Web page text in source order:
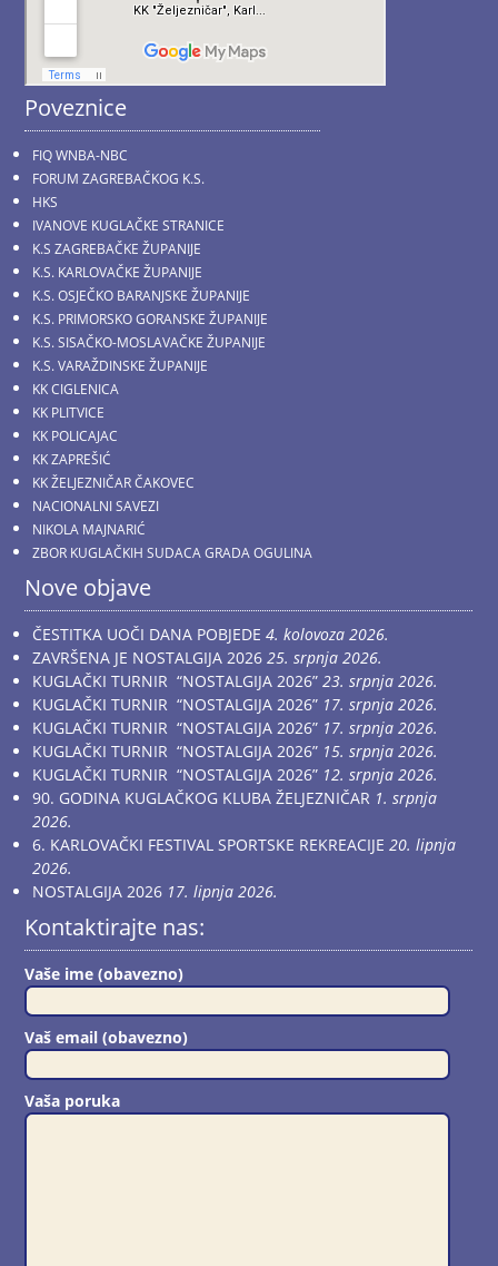
Poveznice
FIQ WNBA-NBC
FORUM ZAGREBAČKOG K.S.
HKS
IVANOVE KUGLAČKE STRANICE
K.S ZAGREBAČKE ŽUPANIJE
K.S. KARLOVAČKE ŽUPANIJE
K.S. OSJEČKO BARANJSKE ŽUPANIJE
K.S. PRIMORSKO GORANSKE ŽUPANIJE
K.S. SISAČKO-MOSLAVAČKE ŽUPANIJE
K.S. VARAŽDINSKE ŽUPANIJE
KK CIGLENICA
KK PLITVICE
KK POLICAJAC
KK ZAPREŠIĆ
KK ŽELJEZNIČAR ČAKOVEC
NACIONALNI SAVEZI
NIKOLA MAJNARIĆ
ZBOR KUGLAČKIH SUDACA GRADA OGULINA
Nove objave
ČESTITKA UOČI DANA POBJEDE 4. kolovoza 2026.
ZAVRŠENA JE NOSTALGIJA 2026 25. srpnja 2026.
KUGLAČKI TURNIR “NOSTALGIJA 2026” 23. srpnja 2026.
KUGLAČKI TURNIR “NOSTALGIJA 2026” 17. srpnja 2026.
KUGLAČKI TURNIR “NOSTALGIJA 2026” 17. srpnja 2026.
KUGLAČKI TURNIR “NOSTALGIJA 2026” 15. srpnja 2026.
KUGLAČKI TURNIR “NOSTALGIJA 2026” 12. srpnja 2026.
90. GODINA KUGLAČKOG KLUBA ŽELJEZNIČAR 1. srpnja
2026.
6. KARLOVAČKI FESTIVAL SPORTSKE REKREACIJE 20. lipnja
2026.
NOSTALGIJA 2026 17. lipnja 2026.
Kontaktirajte nas:
Vaše ime (obavezno)
Vaš email (obavezno)
Vaša poruka